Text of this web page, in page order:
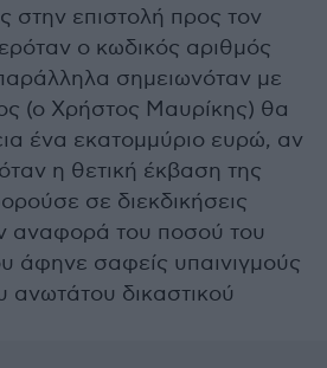
στην επιστολή προς τον
ο κωδικός αριθμός
σημειωνόταν με
(ο Χρήστος Μαυρίκης) θα
ένα εκατομμύριο ευρώ, αν
η θετική έκβαση της
σε διεκδικήσεις
αναφορά του ποσού του
άφηνε σαφείς υπαινιγμούς
ανωτάτου δικαστικού